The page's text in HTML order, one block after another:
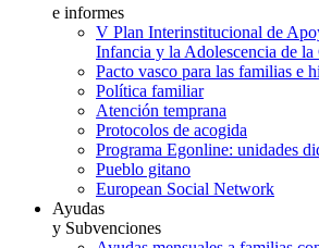
e informes
V Plan Interinstitucional de
Infancia y la Adolescencia de
Pacto vasco para las familias e
Política familiar
Atención temprana
Protocolos de acogida
Programa Egonline: unidades
Pueblo gitano
European Social Network
Ayudas
y Subvenciones